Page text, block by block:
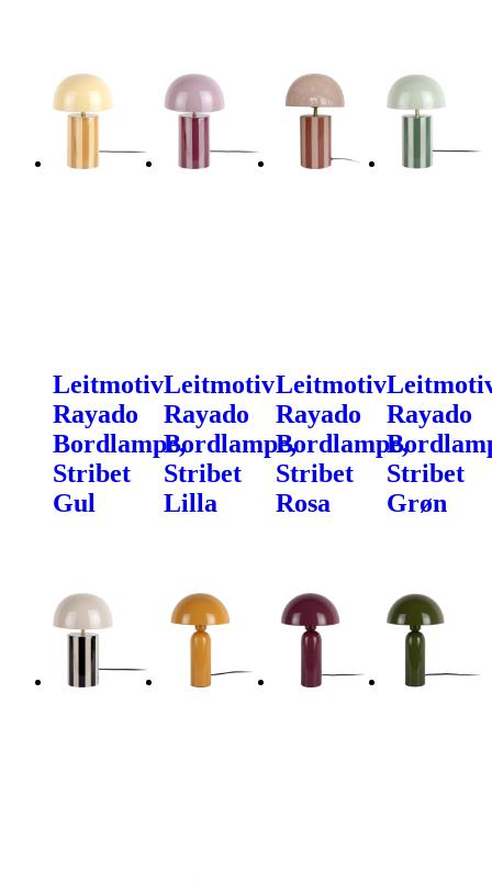
Leitmotiv
Rayado
Bordlampe,
Stribet
Gul
Leitmotiv
Rayado
Bordlampe,
Stribet
Lilla
Leitmotiv
Rayado
Bordlampe,
Stribet
Rosa
Rayado
Stribet
Grøn